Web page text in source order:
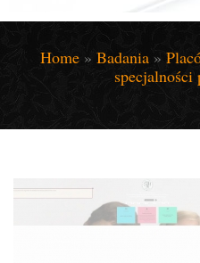
Home » Badania »
specjalności